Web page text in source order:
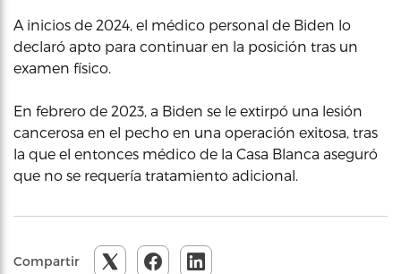
A inicios de 2024, el médico personal de Biden lo
declaró apto para continuar en la posición tras un
examen físico.
En febrero de 2023, a Biden se le extirpó una lesión
cancerosa en el pecho en una operación exitosa, tras
la que el entonces médico de la Casa Blanca aseguró
que no se requería tratamiento adicional.
Compartir